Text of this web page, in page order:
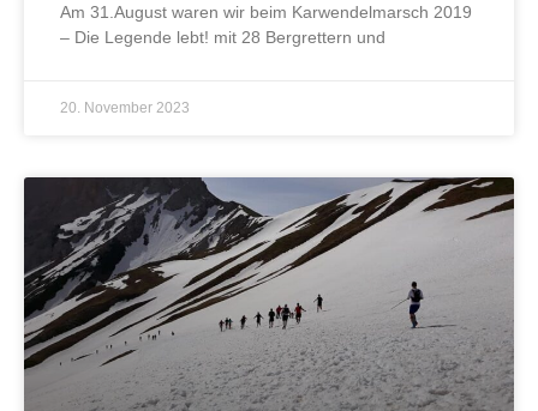
Am 31.August waren wir beim Karwendelmarsch 2019
– Die Legende lebt! mit 28 Bergrettern und
20. November 2023